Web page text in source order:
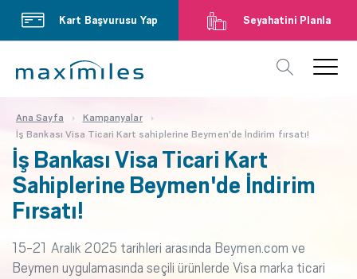
Kart Başvurusu Yap Seyahatini Planla
Ana Sayfa
Kampanyalar
İş Bankası Visa Ticari Kart sahiplerine Beymen'de İndirim fırsatı!
İş Bankası Visa Ticari Kart
Sahiplerine Beymen'de İndirim
Fırsatı!
15-21 Aralık 2025 tarihleri arasında Beymen.com ve
Beymen uygulamasında seçili ürünlerde Visa marka ticari